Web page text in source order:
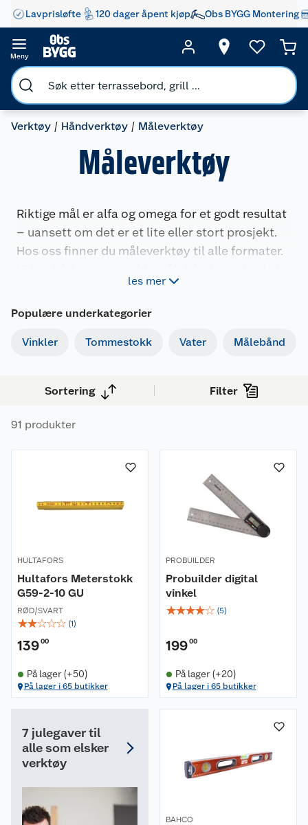
Lavprisløfte 120 dager åpent kjøp Obs BYGG Montering
Meny
Verktøy Håndverktøy Måleverktøy
Måleverktøy
Riktige mål er alfa og omega for et godt resultat
– uansett om det er et lite eller stort prosjekt.
Hos oss finner du måleverktøy til alle formater.
skyvelær, vater og mer til flere bruksområder.
les mer
Populære underkategorier
Vinkler Tommestokk Vater Målebånd
Sortering Filter
91 produkter
HULTAFORS
Hultafors Meterstokk
G59-2-10 GU
RØD/SVART
☆☆☆☆☆ (1)
13900
På lager (+50)
På lager i 65 butikker
PROBUILDER
Probuilder digital
vinkel
☆☆☆☆☆ (5)
19900
På lager (+20)
På lager i 65 butikker
7 julegaver til
alle som elsker
verktøy
BAHCO